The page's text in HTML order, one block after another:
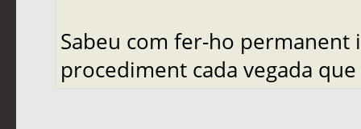
Sabeu com fer-ho
procediment cada vegada